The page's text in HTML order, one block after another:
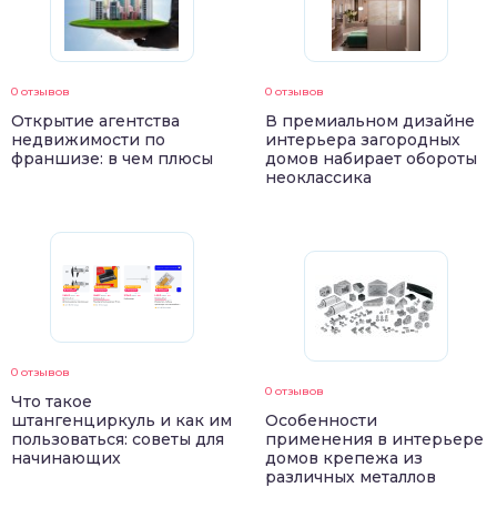
0 отзывов
Открытие агентства
недвижимости по
франшизе: в чем плюсы
0 отзывов
Что такое
штангенциркуль и как им
пользоваться: советы для
начинающих
0 отзывов
В премиальном дизайне
интерьера загородных
домов набирает обороты
неоклассика
0 отзывов
Особенности
применения в интерьере
домов крепежа из
различных металлов